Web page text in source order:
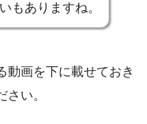
もありますね。
動画を下に載せておき
い。